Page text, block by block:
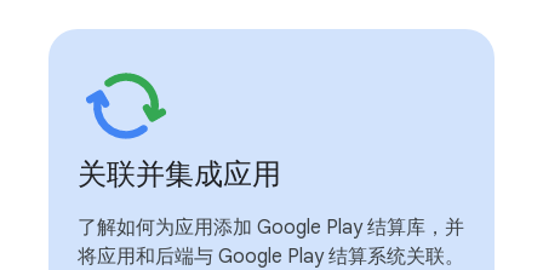
关联并集成应用
了解如何为应用添加 Google Play 结算库，并
将应用和后端与 Google Play 结算系统关联。